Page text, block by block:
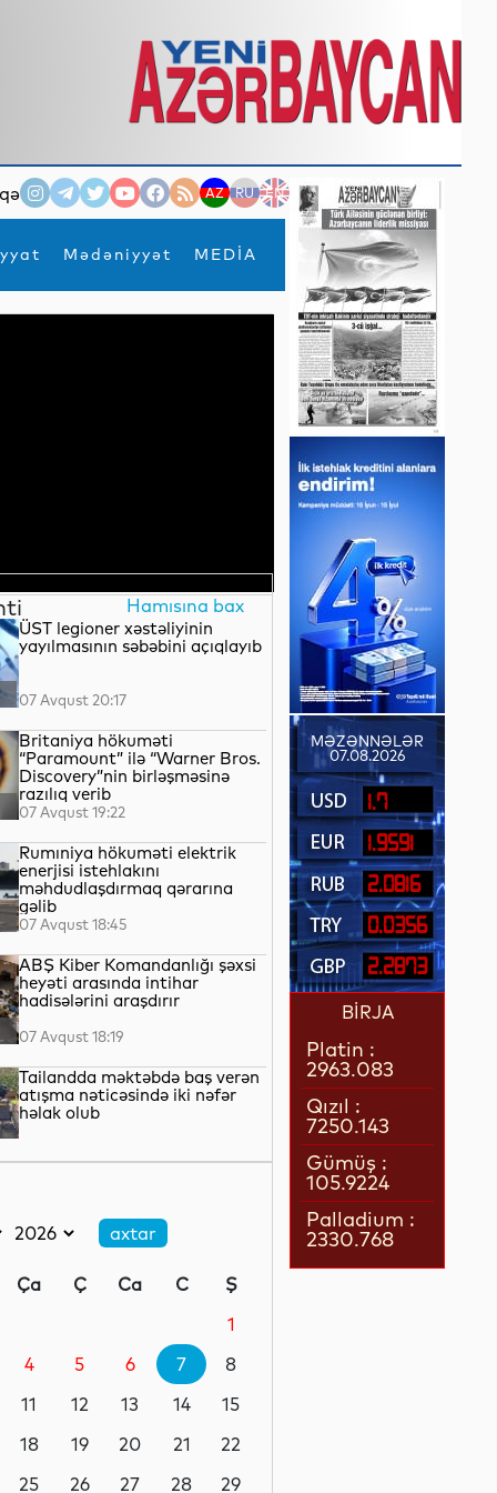
AZ RU EN
Mədəniyyət MEDİA
×
Hamısına bax
ÜST legioner xəstəliyinin
yayılmasının səbəbini açıqlayıb
07 Avqust 20:17
Britaniya hökuməti
“Paramount” ilə “Warner Bros.
Discovery”nin birləşməsinə
razılıq verib
07 Avqust 19:22
Rumıniya hökuməti elektrik
enerjisi istehlakını
məhdudlaşdırmaq qərarına
gəlib
07 Avqust 18:45
ABŞ Kiber Komandanlığı şəxsi
heyəti arasında intihar
hadisələrini araşdırır
07 Avqust 18:19
Tailandda məktəbdə baş verən
atışma nəticəsində iki nəfər
həlak olub
Beynəlxalq Kosmik Stansiyaya
qayıdıblar
çağırıb
07 Avqust 16:57
Husi silahlıları Səudiyyə
hücum ediblər
07 Avqust 16:40
Ça Ç Ca C
Ş
1
4 5 6 7
8
11 12 13 14
15
18 19 20 21
22
25 26 27 28
29
MƏZƏNNƏLƏR
07.08.2026
1.7
1.9591
2.0816
0.0356
2.2873
BİRJA
Platin :
2963.083
Qızıl :
7250.143
Gümüş :
105.9224
Palladium :
2330.768